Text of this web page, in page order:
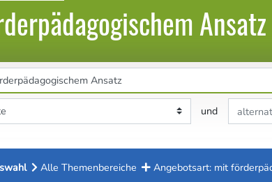
und Stichwort
Alle Themenbereiche Angebotsart: mit